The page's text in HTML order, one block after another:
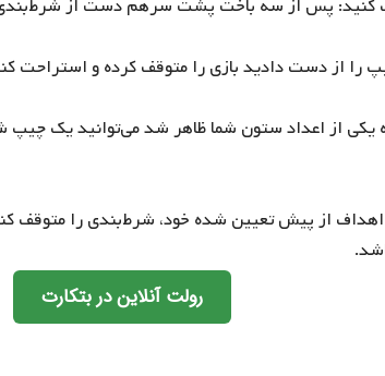
یکی از اعداد ستون‌ شما ظاهر شد می‌توانید یک
رولت آنلاین در بتکارت